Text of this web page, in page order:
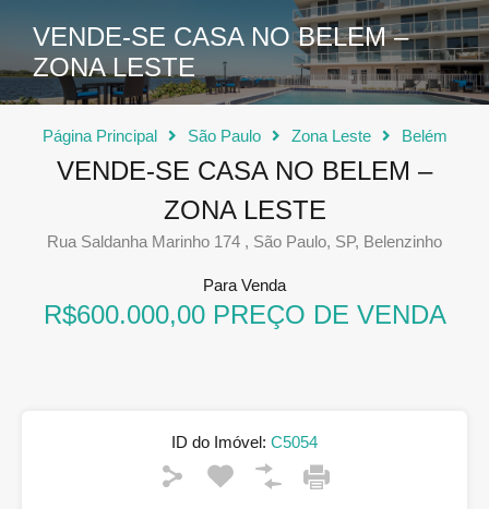
VENDE-SE CASA NO BELEM –
ZONA LESTE
Página Principal São Paulo Zona Leste Belém
VENDE-SE CASA NO BELEM –
ZONA LESTE
Rua Saldanha Marinho 174 , São Paulo, SP, Belenzinho
Para Venda
R$600.000,00 PREÇO DE VENDA
ID do Imóvel: C5054